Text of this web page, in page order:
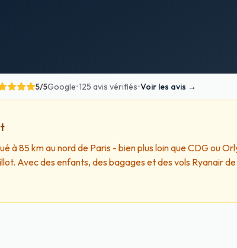
5/5Google•125 avis vérifiés•Voir les avis →
à 85 km au nord de Paris - bien plus loin que CDG ou
Avec des enfants, des bagages et des vols Ryanair